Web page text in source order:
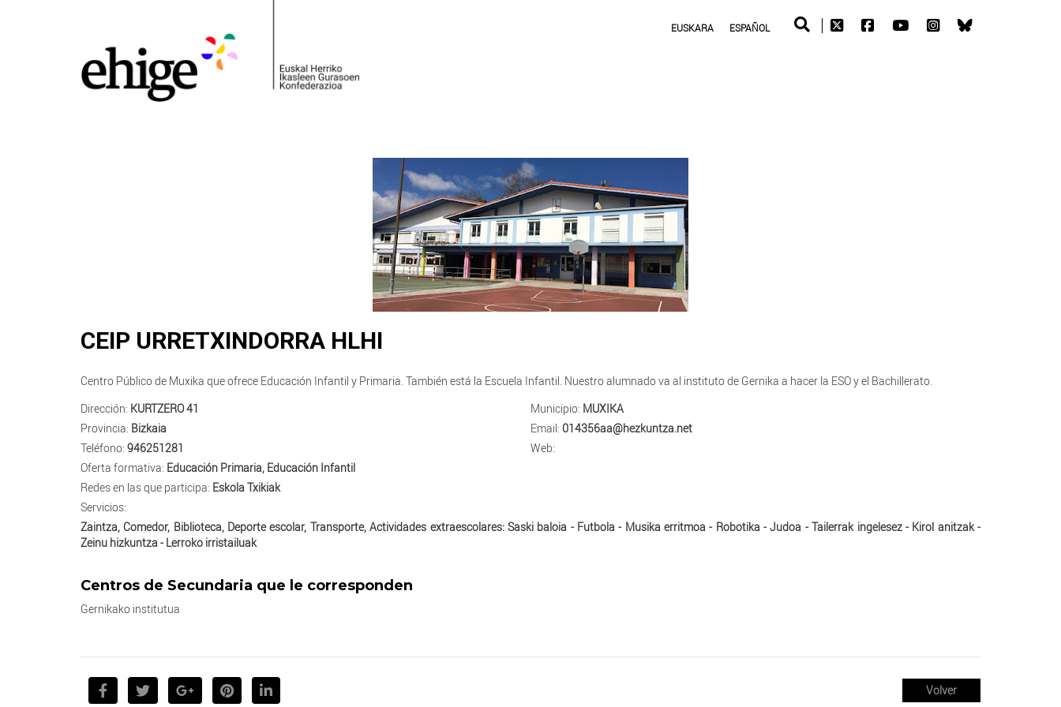
EUSKARA ESPAÑOL
CEIP URRETXINDORRA HLHI
Centro Público de Muxika que ofrece Educación Infantil y Primaria. También está la Escuela Infantil. Nuestro alumnado va al instituto de Gernika a hacer la ESO y el Bachillerato.
Dirección: KURTZERO 41 Municipio: MUXIKA
Provincia: Bizkaia Email: 014356aa@hezkuntza.net
Teléfono: 946251281
Web:
Oferta formativa: Educación Primaria, Educación Infantil
Redes en las que participa: Eskola Txikiak
Servicios:
Zaintza, Comedor, Biblioteca, Deporte escolar, Transporte, Actividades extraescolares: Saski baloia - Futbola - Musika erritmoa - Robotika - Judoa - Tailerrak ingelesez - Kirol anitzak -
Zeinu hizkuntza - Lerroko irristailuak
Centros de Secundaria que le corresponden
Gernikako institutua
Volver